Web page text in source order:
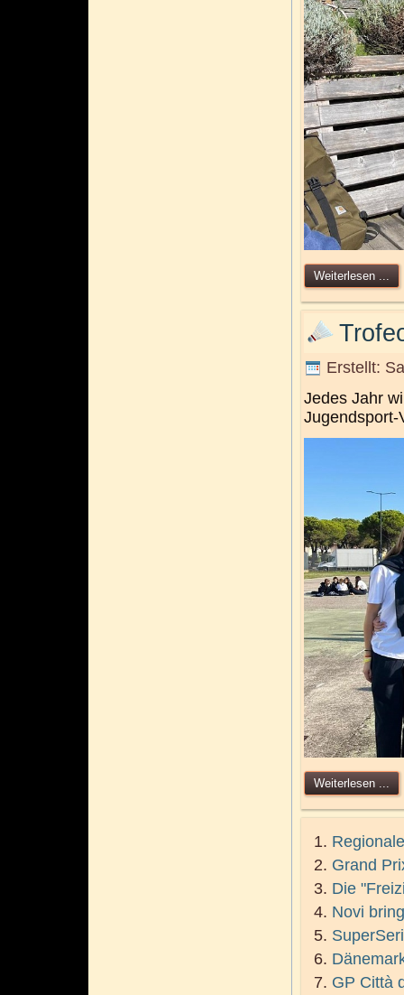
Weiterlesen ...
Erstellt:
Jedes Jahr
Jugendsport-
Weiterlesen ...
Grand
Die
Novi
GP Città